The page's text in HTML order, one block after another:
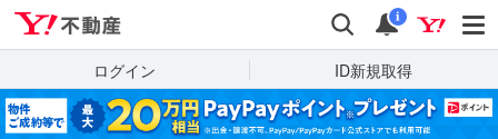
検索 通知
i
ログイン ID新規取得